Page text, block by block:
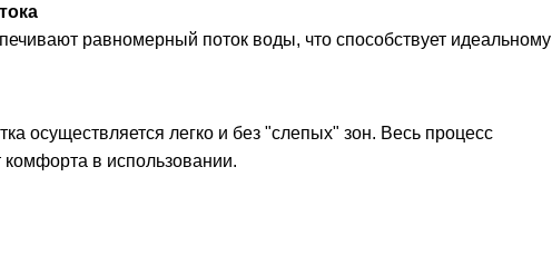
равномерный поток воды, что способствует идеальному
осуществляется легко и без "слепых" зон. Весь процесс
в использовании.